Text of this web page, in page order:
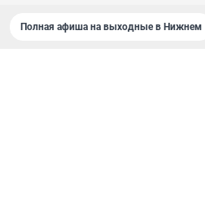
Полная афиша на выходные в Нижнем